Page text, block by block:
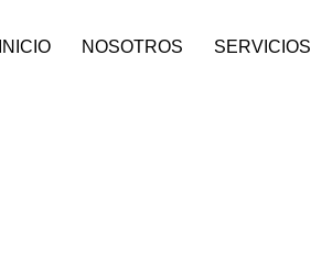
INICIO NOSOTROS SERVICIOS